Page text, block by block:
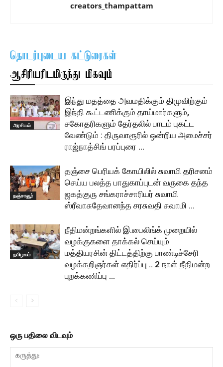
creators_thampattam
தொடர்புடைய கட்டுரைகள்
ஆசிரியரிடமிருந்து மிகவும்
அரசியல்
இந்து மதத்தை அவமதிக்கும் திமுவிற்கும்
இந்தி கூட்டணிக்கும் தாய்மார்களும்,
சகோதரிகளும் தேர்தலில் பாடம் புகட்ட
வேண்டும் : திருவாரூரில் ஒன்றிய அமைச்சர்
ராஜ்நாத்சிங் பரப்புரை …
தஞ்சாவூர்
தஞ்சை பெரியக் கோயிலில் சுவாமி தரிசனம்
செய்ய பலத்த பாதுகாப்புடன் வருகை தந்த
ஜகத்குரு சங்கராச்சாரியர் சுவாமி
ஸ்ரீவாசுதேவானந்த சரசுவதி சுவாமி …
தமிழகம்
நீதிமன்றங்களில் இ.பைலிங்க் முறையில்
வழக்குகளை தாக்கல் செய்யும்
மத்தியரசின் திட்டத்திற்கு பாண்டிச்சேரி
வழக்கறிஞர்கள் எதிர்ப்பு .. 2 நாள் நீதிமன்ற
புறக்கணிப்பு …
ஒரு பதிலை விடவும்